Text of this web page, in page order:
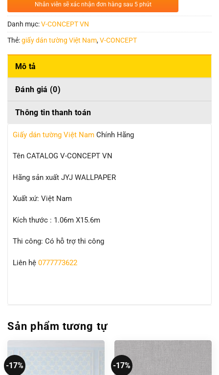
Nhân viên sẽ xác nhận đơn hàng sau 5 phút
Danh mục:V-CONCEPT VN
Thẻ:giấy dán tường Việt Nam,V-CONCEPT
Mô tả
Đánh giá (0)
Thông tin thanh toán
Giấy dán tường Việt Nam Chính Hãng
Tên CATALOG V-CONCEPT VN
Hãng sản xuất JYJ WALLPAPER
Xuất xứ: Việt Nam
Kích thước : 1.06m X15.6m
Thi công: Có hỗ trợ thi công
Liên hệ 0777773622
Sản phẩm tương tự
-17% -17%